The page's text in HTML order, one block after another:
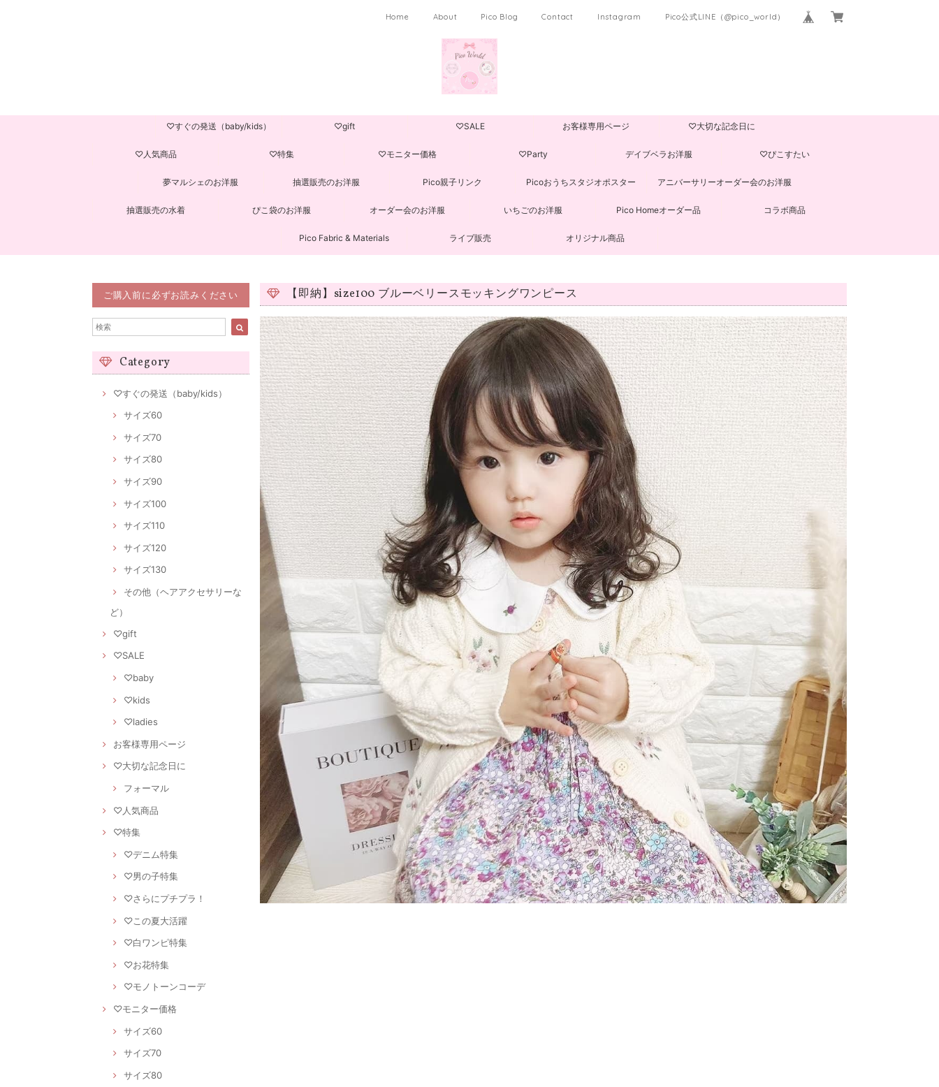
Home About Pico Blog Contact Instagram Pico公式LINE（@pico_world）
♡すぐの発送（baby/kids） ♡gift ♡SALE お客様専用ページ ♡大切な記念日に
♡人気商品 ♡特集 ♡モニター価格 ♡Party デイブベラお洋服 ♡ぴこすたい
夢マルシェのお洋服 抽選販売のお洋服 Pico親子リンク Picoおうちスタジオポスター アニバーサリーオーダー会のお洋服
抽選販売の水着 ぴこ袋のお洋服 オーダー会のお洋服 いちごのお洋服 Pico Homeオーダー品 コラボ商品
Pico Fabric & Materials ライブ販売 オリジナル商品
ご購入前に必ずお読みください
Category
♡すぐの発送（baby/kids）
サイズ60
サイズ70
サイズ80
サイズ90
サイズ100
サイズ110
サイズ120
サイズ130
その他（ヘアアクセサリーな
ど）
♡gift
♡SALE
♡baby
♡kids
♡ladies
お客様専用ページ
♡大切な記念日に
フォーマル
♡人気商品
♡特集
♡デニム特集
♡男の子特集
♡さらにプチプラ！
♡この夏大活躍
♡白ワンピ特集
♡お花特集
♡モノトーンコーデ
♡モニター価格
サイズ60
サイズ70
サイズ80
【即納】size100 ブルーベリースモッキングワンピース